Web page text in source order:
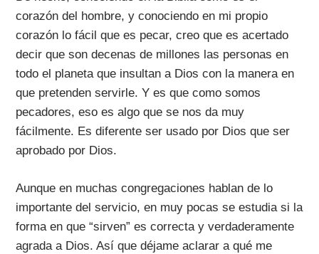
corazón del hombre, y conociendo en mi propio
corazón lo fácil que es pecar, creo que es acertado
decir que son decenas de millones las personas en
todo el planeta que insultan a Dios con la manera en
que pretenden servirle. Y es que como somos
pecadores, eso es algo que se nos da muy
fácilmente. Es diferente ser usado por Dios que ser
aprobado por Dios.
Aunque en muchas congregaciones hablan de lo
importante del servicio, en muy pocas se estudia si la
forma en que “sirven” es correcta y verdaderamente
agrada a Dios. Así que déjame aclarar a qué me